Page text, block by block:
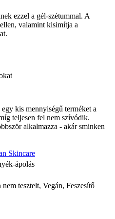
ezzel a gél-szétummal. A
valamint kisimítja a
kis mennyiségű terméket a
teljesen fel nem szívódik.
alkalmazza - akár sminken
Skincare
ápolás
tesztelt, Vegán, Feszesítő